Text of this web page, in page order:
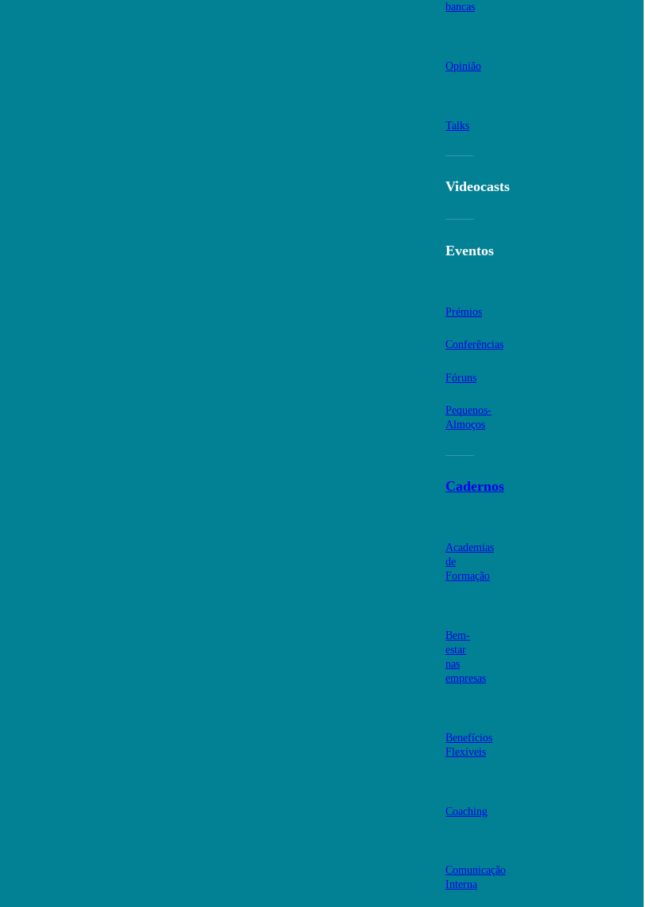
bancas
Opinião
Talks
Videocasts
Eventos
Prémios
Conferências
Fóruns
Pequenos-
Almoços
Cadernos
Academias
de
Formação
Bem-
estar
nas
empresas
Benefícios
Flexíveis
Coaching
Comunicação
Interna